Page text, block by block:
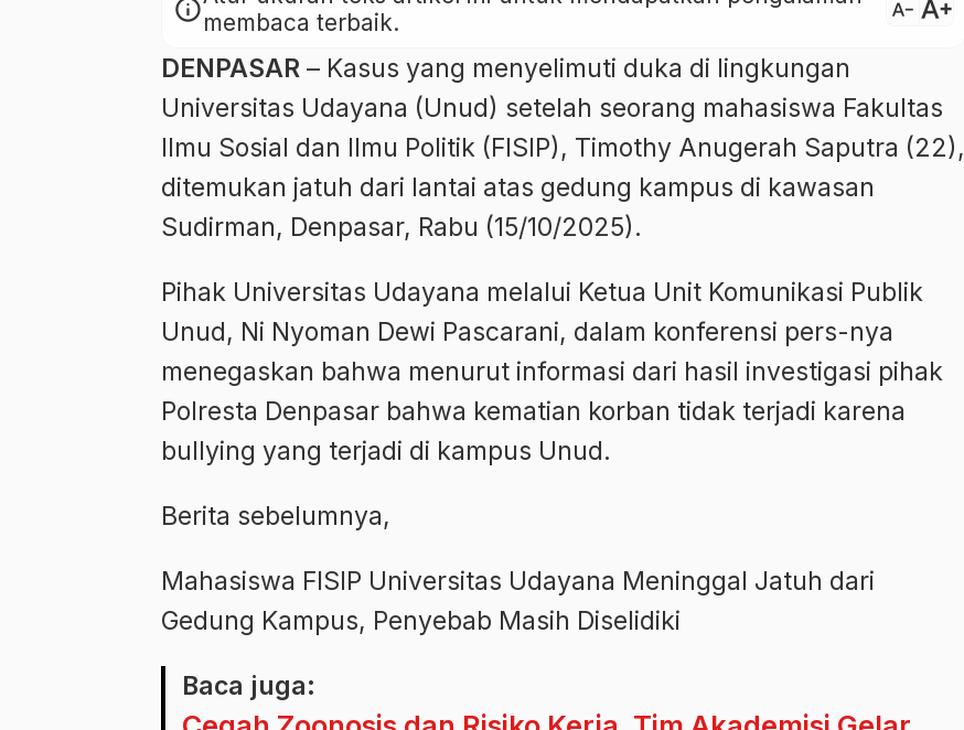
infomembaca terbaik.
text_decrease text_increase
DENPASAR – Kasus yang menyelimuti duka di lingkungan
Universitas Udayana (Unud) setelah seorang mahasiswa Fakultas
Ilmu Sosial dan Ilmu Politik (FISIP), Timothy Anugerah Saputra (22),
ditemukan jatuh dari lantai atas gedung kampus di kawasan
Sudirman, Denpasar, Rabu (15/10/2025).
Pihak Universitas Udayana melalui Ketua Unit Komunikasi Publik
Unud, Ni Nyoman Dewi Pascarani, dalam konferensi pers-nya
menegaskan bahwa menurut informasi dari hasil investigasi pihak
Polresta Denpasar bahwa kematian korban tidak terjadi karena
bullying yang terjadi di kampus Unud.
Berita sebelumnya,
Mahasiswa FISIP Universitas Udayana Meninggal Jatuh dari
Gedung Kampus, Penyebab Masih Diselidiki
Baca juga: